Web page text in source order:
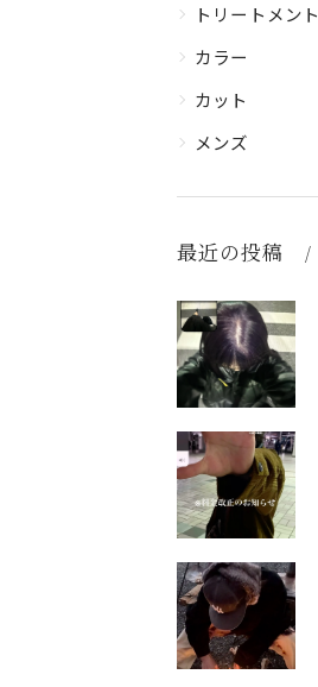
トリートメント
カラー
カット
メンズ
最近の投稿